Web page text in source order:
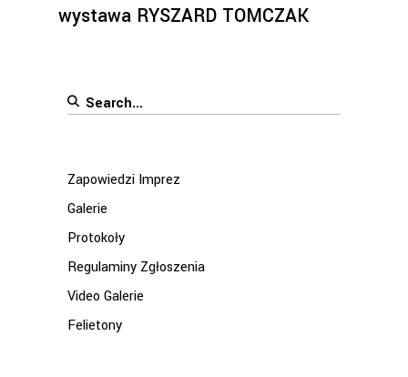
wystawa RYSZARD TOMCZAK
Search
Zapowiedzi Imprez
Galerie
Protokoły
Regulaminy Zgłoszenia
Video Galerie
Felietony